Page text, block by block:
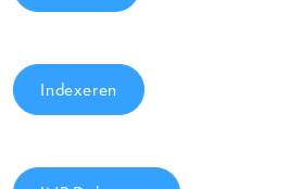
Indexeren